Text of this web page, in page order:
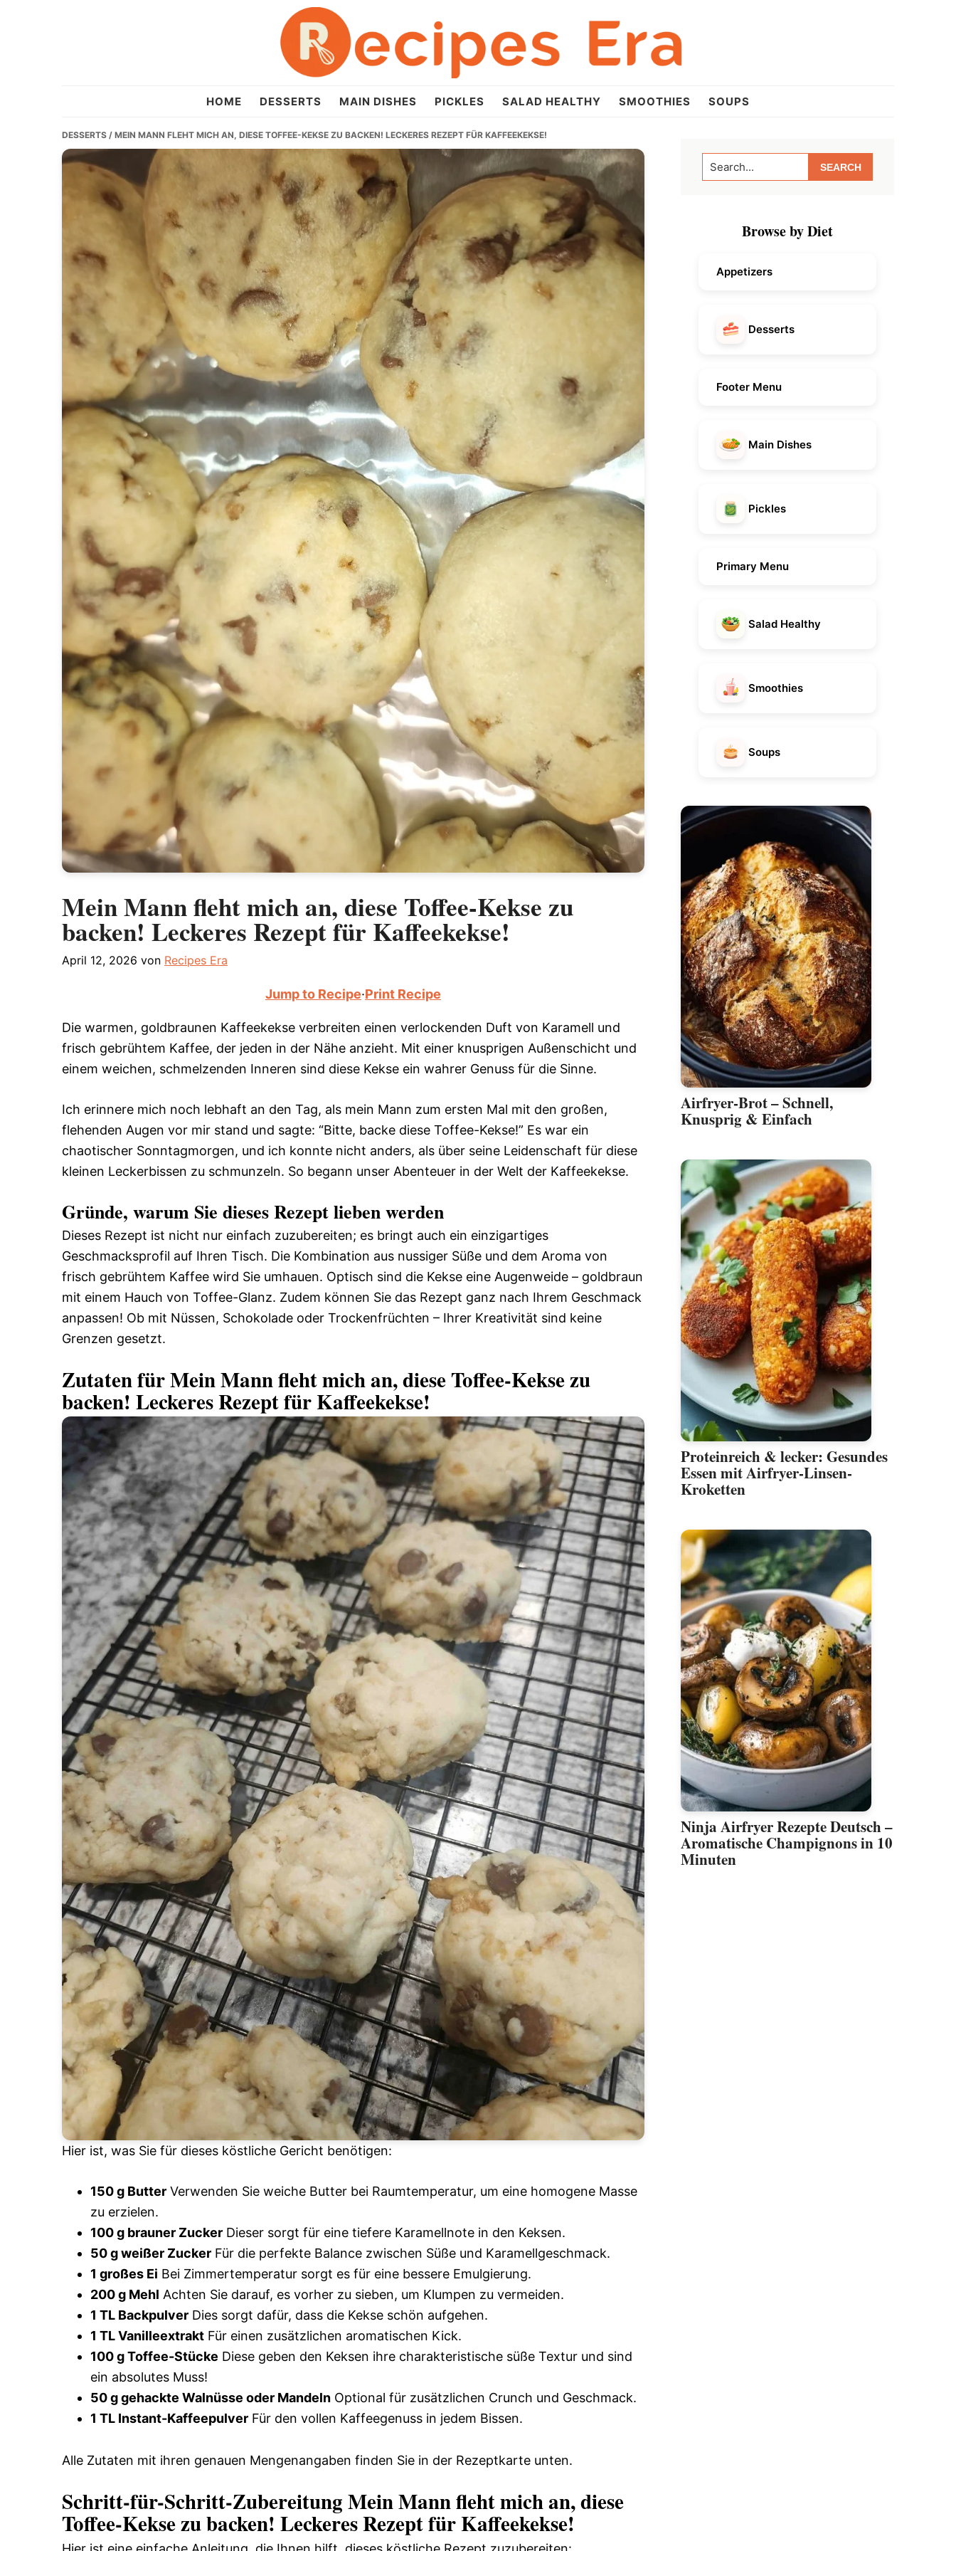
recipesera.com
HOME DESSERTS MAIN DISHES PICKLES SALAD HEALTHY SMOOTHIES SOUPS
DESSERTS / MEIN MANN FLEHT MICH AN, DIESE TOFFEE-KEKSE ZU BACKEN! LECKERES REZEPT FÜR KAFFEEKEKSE!
Mein Mann fleht mich an, diese Toffee-Kekse zu
backen! Leckeres Rezept für Kaffeekekse!
April 12, 2026 von Recipes Era
Jump to Recipe·Print Recipe
Die warmen, goldbraunen Kaffeekekse verbreiten einen verlockenden Duft von Karamell und
frisch gebrühtem Kaffee, der jeden in der Nähe anzieht. Mit einer knusprigen Außenschicht und
einem weichen, schmelzenden Inneren sind diese Kekse ein wahrer Genuss für die Sinne.
Ich erinnere mich noch lebhaft an den Tag, als mein Mann zum ersten Mal mit den großen,
flehenden Augen vor mir stand und sagte: “Bitte, backe diese Toffee-Kekse!” Es war ein
chaotischer Sonntagmorgen, und ich konnte nicht anders, als über seine Leidenschaft für diese
kleinen Leckerbissen zu schmunzeln. So begann unser Abenteuer in der Welt der Kaffeekekse.
Gründe, warum Sie dieses Rezept lieben werden
Dieses Rezept ist nicht nur einfach zuzubereiten; es bringt auch ein einzigartiges
Geschmacksprofil auf Ihren Tisch. Die Kombination aus nussiger Süße und dem Aroma von
frisch gebrühtem Kaffee wird Sie umhauen. Optisch sind die Kekse eine Augenweide – goldbraun
mit einem Hauch von Toffee-Glanz. Zudem können Sie das Rezept ganz nach Ihrem Geschmack
anpassen! Ob mit Nüssen, Schokolade oder Trockenfrüchten – Ihrer Kreativität sind keine
Grenzen gesetzt.
Zutaten für Mein Mann fleht mich an, diese Toffee-Kekse zu
backen! Leckeres Rezept für Kaffeekekse!
Hier ist, was Sie für dieses köstliche Gericht benötigen:
150 g Butter Verwenden Sie weiche Butter bei Raumtemperatur, um eine homogene Masse
zu erzielen.
100 g brauner Zucker Dieser sorgt für eine tiefere Karamellnote in den Keksen.
50 g weißer Zucker Für die perfekte Balance zwischen Süße und Karamellgeschmack.
1 großes Ei Bei Zimmertemperatur sorgt es für eine bessere Emulgierung.
200 g Mehl Achten Sie darauf, es vorher zu sieben, um Klumpen zu vermeiden.
1 TL Backpulver Dies sorgt dafür, dass die Kekse schön aufgehen.
1 TL Vanilleextrakt Für einen zusätzlichen aromatischen Kick.
100 g Toffee-Stücke Diese geben den Keksen ihre charakteristische süße Textur und sind
ein absolutes Muss!
50 g gehackte Walnüsse oder Mandeln Optional für zusätzlichen Crunch und Geschmack.
1 TL Instant-Kaffeepulver Für den vollen Kaffeegenuss in jedem Bissen.
Alle Zutaten mit ihren genauen Mengenangaben finden Sie in der Rezeptkarte unten.
Schritt-für-Schritt-Zubereitung Mein Mann fleht mich an, diese
Toffee-Kekse zu backen! Leckeres Rezept für Kaffeekekse!
Primary
Sidebar
Search...
Browse by Diet
Appetizers
Desserts
Footer Menu
Main Dishes
Pickles
Primary Menu
Salad Healthy
Smoothies
Soups
Airfryer-Brot – Schnell,
Knusprig & Einfach
Proteinreich & lecker: Gesundes
Essen mit Airfryer-Linsen-
Kroketten
Ninja Airfryer Rezepte Deutsch –
Aromatische Champignons in 10
Minuten